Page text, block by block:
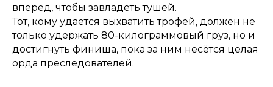
вперёд, чтобы завладеть тушей.
Тот, кому удаётся выхватить трофей, должен не
только удержать 80-килограммовый груз, но и
достигнуть финиша, пока за ним несётся целая
орда преследователей.